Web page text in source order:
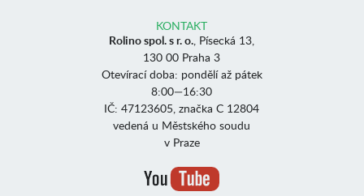
KONTAKT
Rolino spol. s r. o., Písecká 13,
130 00 Praha 3
Otevírací doba: pondělí až pátek
8:00—16:30
IČ: 47123605, značka C 12804
vedená u Městského soudu
v Praze